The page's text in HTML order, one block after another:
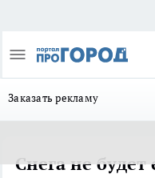
Заказать рекламу
Снега не